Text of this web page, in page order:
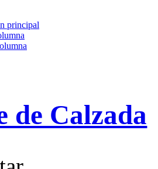
principal
de Calzada